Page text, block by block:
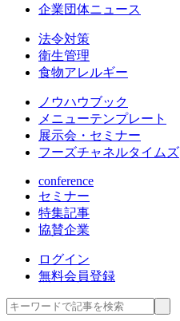
企業団体ニュース
法令対策
衛生管理
食物アレルギー
ノウハウブック
メニューテンプレート
展示会・セミナー
フーズチャネルタイムズ
conference
セミナー
特集記事
協賛企業
ログイン
無料会員登録